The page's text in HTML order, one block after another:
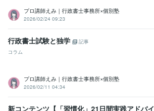
プロ講師えみ｜行政書士事務所×個別塾
2026/02/24 09:23
行政書士試験と独学
記事
コラム
プロ講師えみ｜行政書士事務所×個別塾
2026/02/11 04:34
新コンテンツ【「習慣化」21日間実践アドバイ